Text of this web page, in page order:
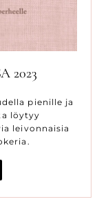
2023
pienille ja
löytyy
leivonnaisia